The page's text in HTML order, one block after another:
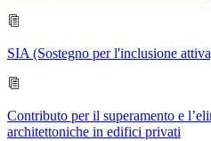
SIA (Sostegno per l'inclusione
Contributo per il superamento e
architettoniche in edifici privati